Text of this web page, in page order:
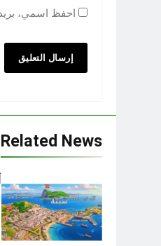
احفظ اسمي،
Related News